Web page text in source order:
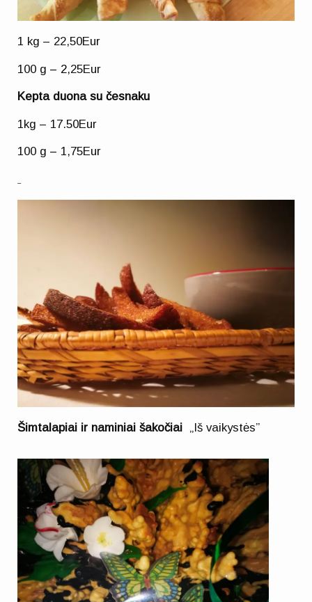
1 kg – 22,50Eur
100 g– 2,25Eur
Kepta duona su česnaku
1kg – 17.50Eur
100 g– 1,75Eur
Šimtalapiai ir naminiai šakočiai „Iš vaikystės”